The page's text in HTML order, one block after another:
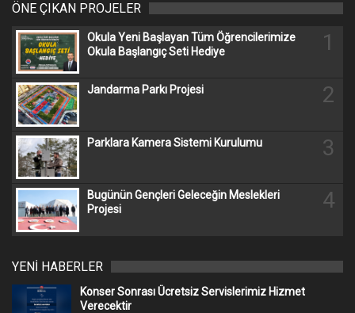
ÖNE ÇIKAN PROJELER
Okula Yeni Başlayan Tüm Öğrencilerimize
Okula Başlangıç Seti Hediye
1
Jandarma Parkı Projesi 2
Parklara Kamera Sistemi Kurulumu 3
Bugünün Gençleri Geleceğin Meslekleri
Projesi
4
YENİ HABERLER
Konser Sonrası Ücretsiz Servislerimiz Hizmet
Verecektir